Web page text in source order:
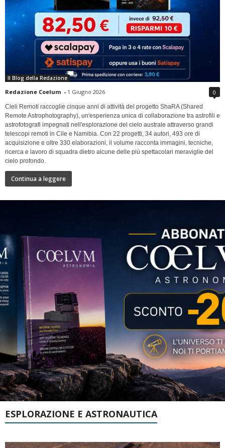
Il Blog della Redazione
Redazione Coelum - 1 Giugno 2026 0
Cieli Remoti raccoglie cinque anni di attività del progetto ShaRA (Shared
Remote Astrophotography), un'esperienza unica di collaborazione tra astrofili e
astrofotografi impegnati nell'esplorazione del cielo australe attraverso grandi
telescopi remoti in Cile e Namibia. Con 22 progetti, 34 autori, 493 ore di
acquisizione e oltre 330 elaborazioni, il volume racconta immagini, tecniche,
ricerca e lavoro di squadra dietro alcune delle più spettacolari meraviglie del
cielo profondo.
Continua a leggere
ESPLORAZIONE E ASTRONAUTICA